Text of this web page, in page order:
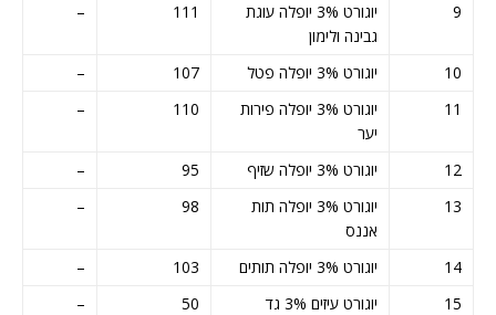
9
יוגורט 3% יופלה עוגת
גבינה ולימון
111
–
10 יוגורט 3% יופלה פטל 107
–
11
יוגורט 3% יופלה פירות
יער
110
–
12 יוגורט 3% יופלה שזיף 95
–
13
יוגורט 3% יופלה תות
אננס
98
–
14 יוגורט 3% יופלה תותים 103
–
15
יוגורט עיזים 3% גד 50
–